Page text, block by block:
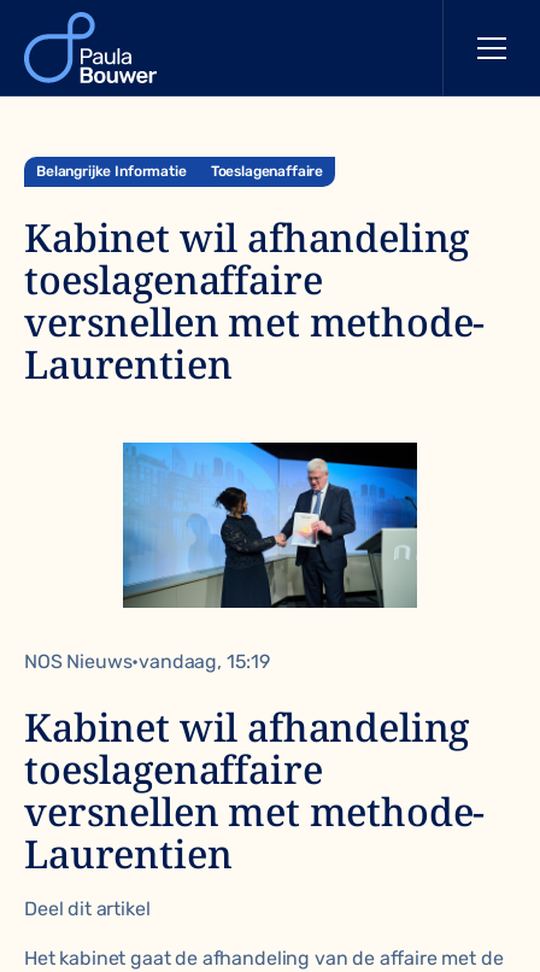
Belangrijke Informatie Toeslagenaffaire
Kabinet wil afhandeling
toeslagenaffaire
versnellen met methode-
Laurentien
NOS Nieuws•vandaag, 15:19
Kabinet wil afhandeling
toeslagenaffaire
versnellen met methode-
Laurentien
Deel dit artikel
Het kabinet gaat de afhandeling van de affaire met de